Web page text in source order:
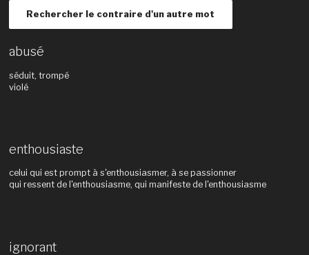
Rechercher le contraire d'un autre mot
abusé
séduit, trompé
violé
enthousiaste
celui qui est prompt à s'enthousiasmer, à se passionner
qui ressent de l'enthousiasme, qui manifeste de l'enthousiasme
ignorant